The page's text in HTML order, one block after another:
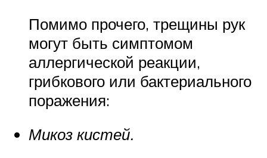
Помимо прочего, трещины рук
могут быть симптомом
аллергической реакции,
грибкового или бактериального
поражения:
Микоз кистей.